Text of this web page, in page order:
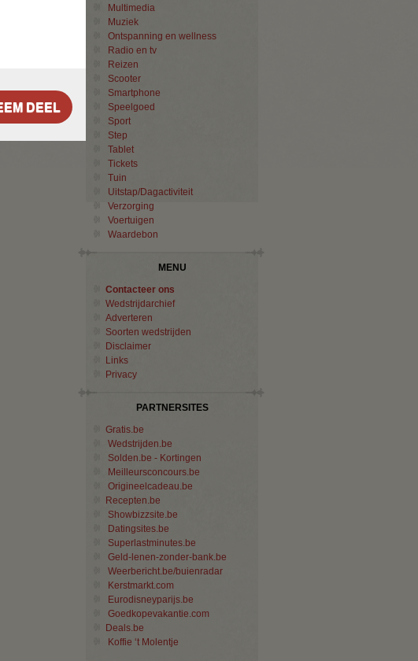
Multimedia
Muziek
Ontspanning en wellness
Radio en tv
Reizen
Scooter
Smartphone
Speelgoed
Sport
Step
Tablet
Tickets
Tuin
Uitstap/Dagactiviteit
Verzorging
Voertuigen
Waardebon
MENU
Contacteer ons
Wedstrijdarchief
Adverteren
Soorten wedstrijden
Disclaimer
Links
Privacy
PARTNERSITES
Gratis.be
Wedstrijden.be
Solden.be - Kortingen
Meilleursconcours.be
Origineelcadeau.be
Recepten.be
Showbizzsite.be
Datingsites.be
Superlastminutes.be
Geld-lenen-zonder-bank.be
Weerbericht.be/buienradar
Kerstmarkt.com
Eurodisneyparijs.be
Goedkopevakantie.com
Deals.be
Koffie ‘t Molentje